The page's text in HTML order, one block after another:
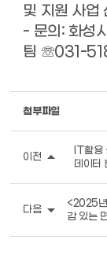
및 지원 사업
- 문의: 화성
팀 ☏031-
첨부파일
이전arrow_drop_up
IT활
데이터
다음arrow_drop_down
<2025년
감 있는